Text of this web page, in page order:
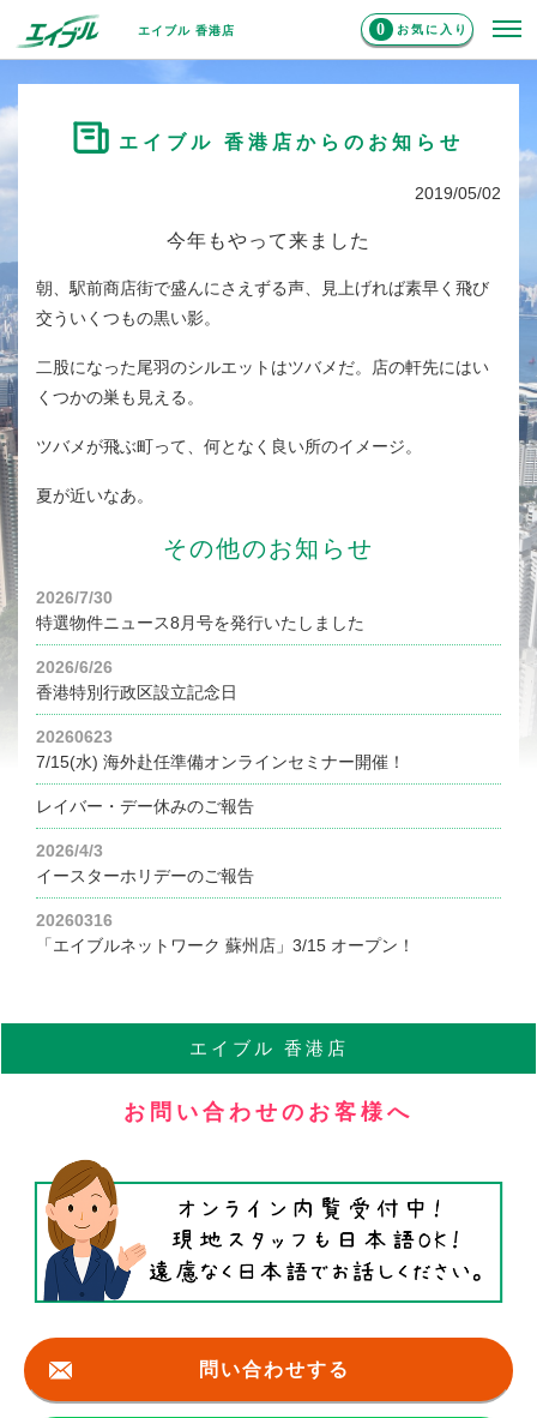
エイブル 香港店 0 お気に入り
エイブル 香港店からのお知らせ
2019/05/02
今年もやって来ました
朝、駅前商店街で盛んにさえずる声、見上げれば素早く飛び
交ういくつもの黒い影。
二股になった尾羽のシルエットはツバメだ。店の軒先にはい
くつかの巣も見える。
ツバメが飛ぶ町って、何となく良い所のイメージ。
夏が近いなあ。
その他のお知らせ
2026/7/30
特選物件ニュース8月号を発行いたしました
2026/6/26
香港特別行政区設立記念日
20260623
7/15(水) 海外赴任準備オンラインセミナー開催！
レイバー・デー休みのご報告
2026/4/3
イースターホリデーのご報告
20260316
「エイブルネットワーク 蘇州店」3/15 オープン！
エイブル 香港店
お問い合わせのお客様へ
問い合わせする